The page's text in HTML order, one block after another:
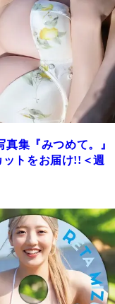
真集『みつめて。』
トをお届け!!＜週